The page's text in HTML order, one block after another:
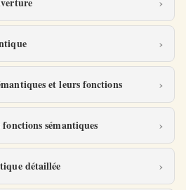
et leurs fonctions
sémantiques
détaillée